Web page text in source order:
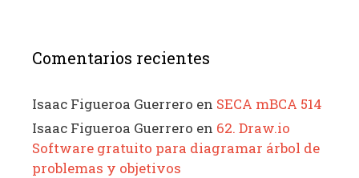
Comentarios recientes
Isaac Figueroa Guerrero en SECA mBCA 514
Isaac Figueroa Guerrero en 62. Draw.io
Software gratuito para diagramar árbol de
problemas y objetivos